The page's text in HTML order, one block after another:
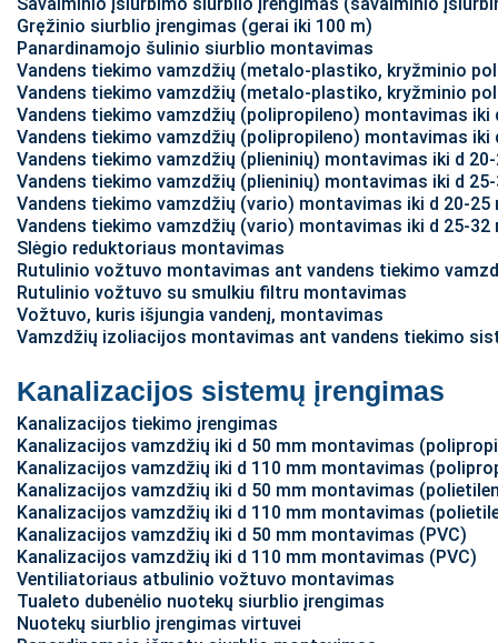
Gręžinio siurblio įrengimas (gerai iki 100 m)
Panardinamojo šulinio siurblio montavimas
Vandens tiekimo vamzdžių (metalo-plastiko, kryžminio
Vandens tiekimo vamzdžių (metalo-plastiko, kryžminio
Vandens tiekimo vamzdžių (polipropileno) montavimas iki
Vandens tiekimo vamzdžių (polipropileno) montavimas iki
Vandens tiekimo vamzdžių (plieninių) montavimas iki d
Vandens tiekimo vamzdžių (plieninių) montavimas iki d
Vandens tiekimo vamzdžių (vario) montavimas iki d 20-25
Vandens tiekimo vamzdžių (vario) montavimas iki d 25-32
Slėgio reduktoriaus montavimas
Rutulinio vožtuvo montavimas ant vandens tiekimo
Rutulinio vožtuvo su smulkiu filtru montavimas
Vožtuvo, kuris išjungia vandenį, montavimas
Vamzdžių izoliacijos montavimas ant vandens tiekimo
Kanalizacijos sistemų įrengimas
Kanalizacijos tiekimo įrengimas
Kanalizacijos vamzdžių iki d 50 mm montavimas
Kanalizacijos vamzdžių iki d 110 mm montavimas
Kanalizacijos vamzdžių iki d 50 mm montavimas
Kanalizacijos vamzdžių iki d 110 mm montavimas
Kanalizacijos vamzdžių iki d 50 mm montavimas (PVC)
Kanalizacijos vamzdžių iki d 110 mm montavimas (PVC)
Ventiliatoriaus atbulinio vožtuvo montavimas
Tualeto dubenėlio nuotekų siurblio įrengimas
Nuotekų siurblio įrengimas virtuvei